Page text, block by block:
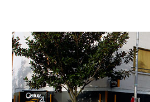
CENTURY 21
32-34 avenue
LE BLANC